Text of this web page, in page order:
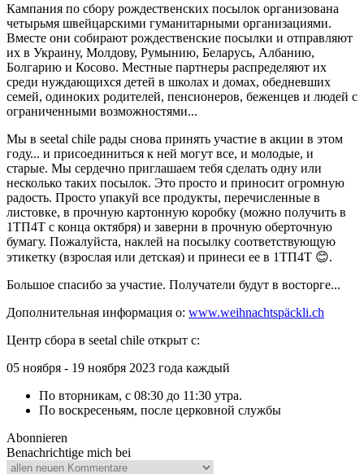
Кампания по сбору рождественских посылок организована
четырьмя швейцарскими гуманитарными организациями.
Вместе они собирают рождественские посылки и отправляют
их в Украину, Молдову, Румынию, Беларусь, Албанию,
Болгарию и Косово. Местные партнеры распределяют их
среди нуждающихся детей в школах и домах, обедневших
семей, одиноких родителей, пенсионеров, беженцев и людей с
ограниченными возможностями...
Мы в seetal chile рады снова принять участие в акции в этом
году... и присоединиться к ней могут все, и молодые, и
старые. Мы сердечно приглашаем тебя сделать одну или
несколько таких посылок. Это просто и приносит огромную
радость. Просто упакуй все продукты, перечисленные в
листовке, в прочную картонную коробку (можно получить в
1ТП4Т с конца октября) и заверни в прочную оберточную
бумагу. Пожалуйста, наклей на посылку соответствующую
этикетку (взрослая или детская) и принеси ее в 1ТП4Т 😊.
Большое спасибо за участие. Получатели будут в восторге...
Дополнительная информация о: www.weihnachtspäckli.ch
Центр сбора в seetal chile открыт с:
05 ноября - 19 ноября 2023 года каждый
По вторникам, с 08:30 до 11:30 утра.
По воскресеньям, после церковной службы
Abonnieren
Benachrichtige mich bei